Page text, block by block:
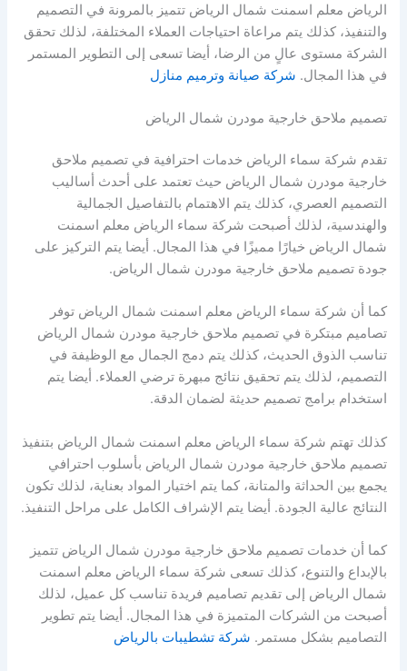
الرياض معلم اسمنت شمال الرياض تتميز بالمرونة في التصميم
والتنفيذ، كذلك يتم مراعاة احتياجات العملاء المختلفة، لذلك تحقق
الشركة مستوى عالٍ من الرضا، أيضا تسعى إلى التطوير المستمر
في هذا المجال. شركة صيانة وترميم منازل
تصميم ملاحق خارجية مودرن شمال الرياض
تقدم شركة سماء الرياض خدمات احترافية في تصميم ملاحق
خارجية مودرن شمال الرياض حيث تعتمد على أحدث أساليب
التصميم العصري، كذلك يتم الاهتمام بالتفاصيل الجمالية
والهندسية، لذلك أصبحت شركة سماء الرياض معلم اسمنت
شمال الرياض خيارًا مميزًا في هذا المجال. أيضا يتم التركيز على
جودة تصميم ملاحق خارجية مودرن شمال الرياض.
كما أن شركة سماء الرياض معلم اسمنت شمال الرياض توفر
تصاميم مبتكرة في تصميم ملاحق خارجية مودرن شمال الرياض
تناسب الذوق الحديث، كذلك يتم دمج الجمال مع الوظيفة في
التصميم، لذلك يتم تحقيق نتائج مبهرة ترضي العملاء. أيضا يتم
استخدام برامج تصميم حديثة لضمان الدقة.
كذلك تهتم شركة سماء الرياض معلم اسمنت شمال الرياض بتنفيذ
تصميم ملاحق خارجية مودرن شمال الرياض بأسلوب احترافي
يجمع بين الحداثة والمتانة، كما يتم اختيار المواد بعناية، لذلك تكون
النتائج عالية الجودة. أيضا يتم الإشراف الكامل على مراحل التنفيذ.
كما أن خدمات تصميم ملاحق خارجية مودرن شمال الرياض تتميز
بالإبداع والتنوع، كذلك تسعى شركة سماء الرياض معلم اسمنت
شمال الرياض إلى تقديم تصاميم فريدة تناسب كل عميل، لذلك
أصبحت من الشركات المتميزة في هذا المجال. أيضا يتم تطوير
التصاميم بشكل مستمر. شركة تشطيبات بالرياض